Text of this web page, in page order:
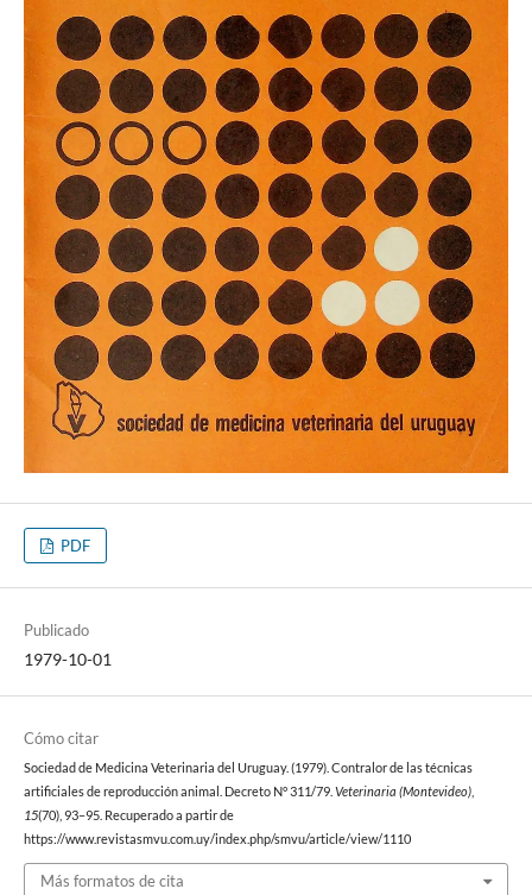
PDF
Publicado
1979-10-01
Cómo citar
Sociedad de Medicina Veterinaria del Uruguay. (1979). Contralor de las técnicas
artificiales de reproducción animal. Decreto N° 311/79. Veterinaria (Montevideo),
15(70), 93–95. Recuperado a partir de
https://www.revistasmvu.com.uy/index.php/smvu/article/view/1110
Más formatos de cita